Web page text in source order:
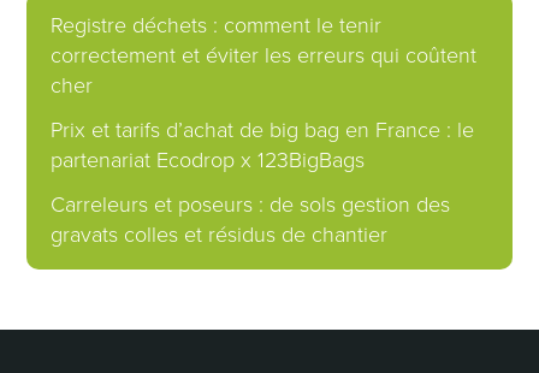
Registre déchets : comment le tenir
correctement et éviter les erreurs qui coûtent
cher
Prix et tarifs d’achat de big bag en France : le
partenariat Ecodrop x 123BigBags
Carreleurs et poseurs : de sols gestion des
gravats colles et résidus de chantier